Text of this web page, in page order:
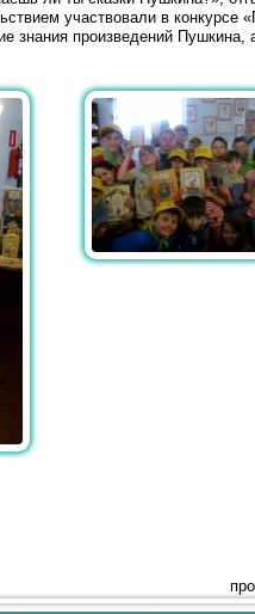
участвовали в конкурсе
знания произведений